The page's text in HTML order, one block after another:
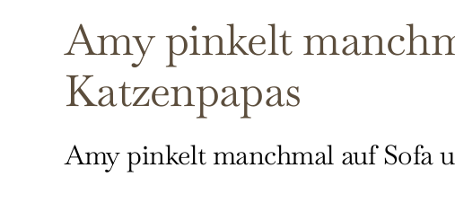
Amy pinkelt
Katzenpapas
Amy pinkelt manchmal auf Sofa